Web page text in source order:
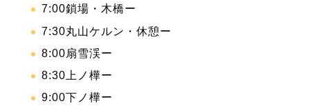
7:00鎖場・木橋ー
7:30丸山ケルン・休憩ー
8:00扇雪渓ー
8:30上ノ樺ー
9:00下ノ樺ー